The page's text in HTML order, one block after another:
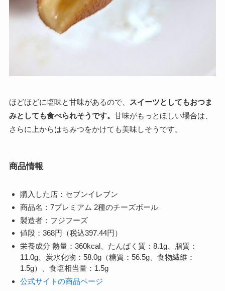
ほどほどに塩味と甘味があるので、
スイーツとしてもおつま
みとしても食べられそうです。 甘味がもっとほしい場合は、
さらに上からはちみつをかけても美味しそうです。
商品情報
購入した店：セブンイレブン
商品名：7プレミアム 2種のチーズボール
製造者：フジフーズ
値段：368円（税込397.44円）
栄養成分 熱量：360kcal、たんぱく質：8.1g、脂質：
11.0g、炭水化物：58.0g（糖質：56.5g、食物繊維：
1.5g）、食塩相当量：1.5g
公式サイトの商品ページ